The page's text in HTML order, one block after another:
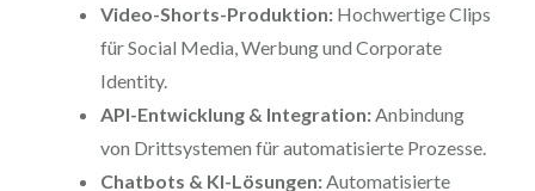
Video-Shorts-Produktion:Hochwertige Clips
für Social Media, Werbung und Corporate
Identity.
API-Entwicklung & Integration:Anbindung
von Drittsystemen für automatisierte Prozesse.
Chatbots & KI-Lösungen:Automatisierte